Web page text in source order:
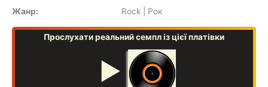
Жанр: Rock | Рок
Прослухати реальний семпл із цієї платівки
▶